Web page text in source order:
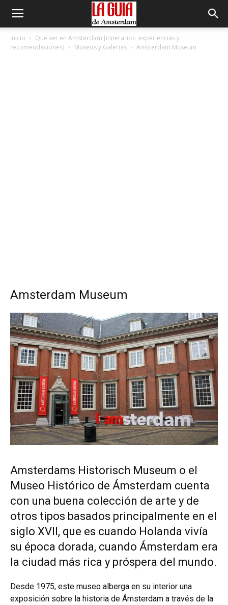
Inicio
Que ver en Amsterdam [itinerarios, experiencias y
recomendaciones]
Museos y Galerias Amsterdam Museum
Amsterdam Museum
Amsterdams Historisch Museum o el
Museo Histórico de Ámsterdam cuenta
con una buena colección de arte y de
otros tipos basados principalmente en el
siglo XVII, que es cuando Holanda vivía
su época dorada, cuando Ámsterdam era
la ciudad más rica y próspera del mundo.
Desde 1975, este museo alberga en su interior una
exposición sobre la historia de Ámsterdam a través de la